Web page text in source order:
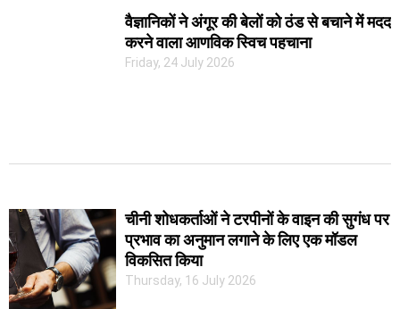
वैज्ञानिकों ने अंगूर की बेलों को ठंड से बचाने में मदद
करने वाला आणविक स्विच पहचाना
Friday, 24 July 2026
चीनी शोधकर्ताओं ने टरपीनों के वाइन की सुगंध पर
प्रभाव का अनुमान लगाने के लिए एक मॉडल
विकसित किया
Thursday, 16 July 2026